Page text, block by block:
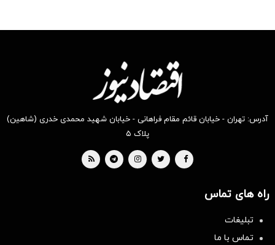
آدرس: تهران - خیابان قائم مقام فراهانی - خیابان شهید محمدی خدری (شاهین)
پلاک ۵
راه های تماس
تبلیغات
تماس با ما